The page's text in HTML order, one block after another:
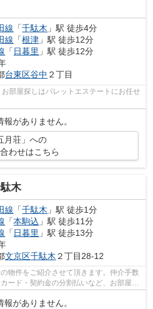
線 「千駄木 」駅 徒歩4分
線 「根津 」駅 徒歩12分
「 日暮里 」駅 徒歩12分
台東区谷中 ２丁目
部屋探しはパレットエステートにお任せ
報がありません。
月荘」への
わせはこちら
木
線 「千駄木 」駅 徒歩1分
「本駒込 」駅 徒歩11分
「 日暮里 」駅 徒歩13分
文京区千駄木 ２丁目28-12
物件をご紹介させて頂きます。仲介手数
ード・契約金の分割払いなど、お部屋探
報がありません。